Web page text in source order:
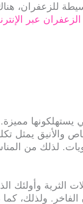
للزعفران،
عبر
مميزة.
والأنيق يمثل
لذلك من
الثرية وأولئك
ولذلك، كما